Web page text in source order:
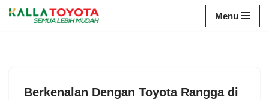
Menu
Berkenalan Dengan Toyota Rangga di